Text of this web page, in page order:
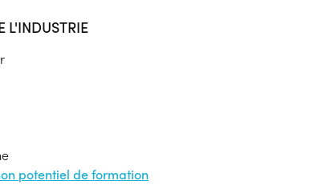
L'INDUSTRIE
potentiel de formation